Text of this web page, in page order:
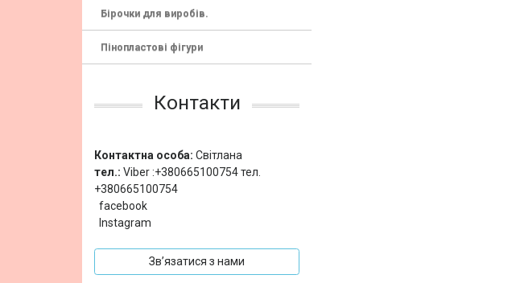
Бірочки для виробів.
Пінопластові фігури
Контакти
Контактна особа: Світлана
тел.: Viber :+380665100754 тел.
+380665100754
facebook
Instagram
Зв’язатися з нами